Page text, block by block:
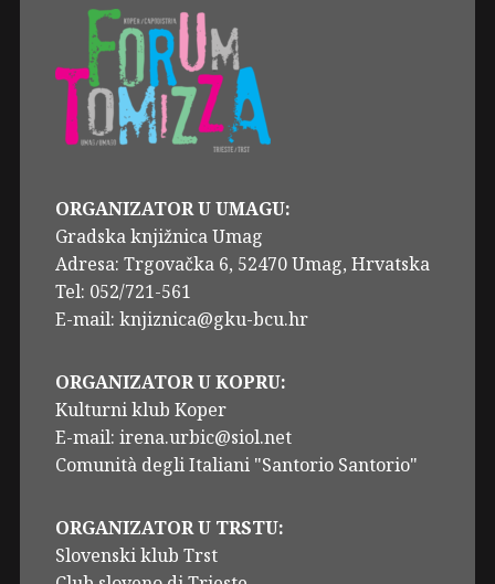
ORGANIZATOR U UMAGU:
Gradska knjižnica Umag
Adresa: Trgovačka 6, 52470 Umag, Hrvatska
Tel: 052/721-561
E-mail: knjiznica@gku-bcu.hr
ORGANIZATOR U KOPRU:
Kulturni klub Koper
E-mail: irena.urbic@siol.net
Comunità degli Italiani "Santorio Santorio"
ORGANIZATOR U TRSTU:
Slovenski klub Trst